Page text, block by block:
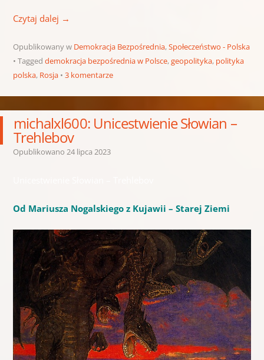
Czytaj dalej →
Opublikowany w Demokracja Bezpośrednia,Społeczeństwo - Polska
Tagged demokracja bezpośrednia w Polsce,geopolityka, polityka
polska, Rosja 3 komentarze
michalxl600: Unicestwienie Słowian –
Trehlebov
Opublikowano 24 lipca 2023
Od Mariusza Nogalskiego z Kujawii – Starej Ziemi